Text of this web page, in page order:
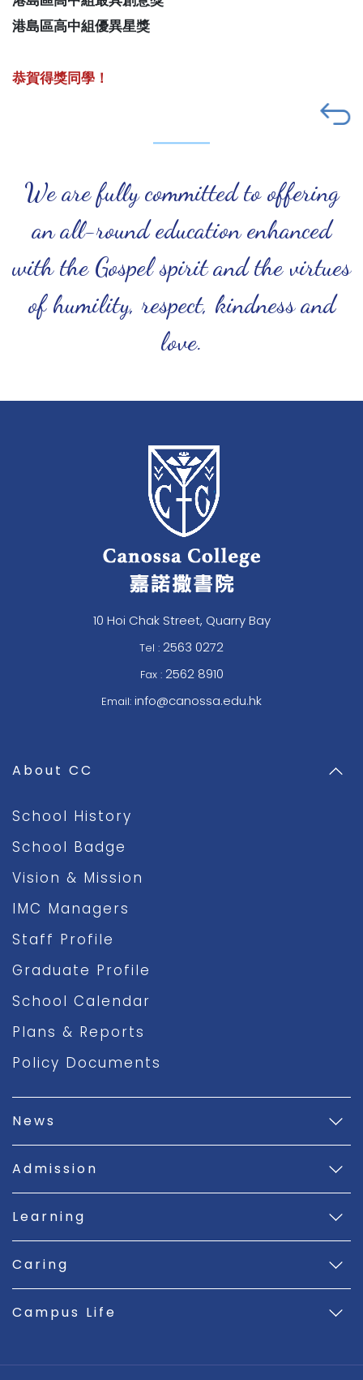
港島區高中組優異星獎
恭賀得獎同學！
We are fully committed to offering
an all-round education enhanced
with the Gospel spirit and the virtues
of humility, respect, kindness and
love.
10 Hoi Chak Street, Quarry Bay
Tel : 2563 0272
Fax : 2562 8910
Email: info@canossa.edu.hk
About CC
School History
School Badge
Vision & Mission
IMC Managers
Staff Profile
Graduate Profile
School Calendar
Plans & Reports
Policy Documents
News
Admission
Learning
Caring
Campus Life